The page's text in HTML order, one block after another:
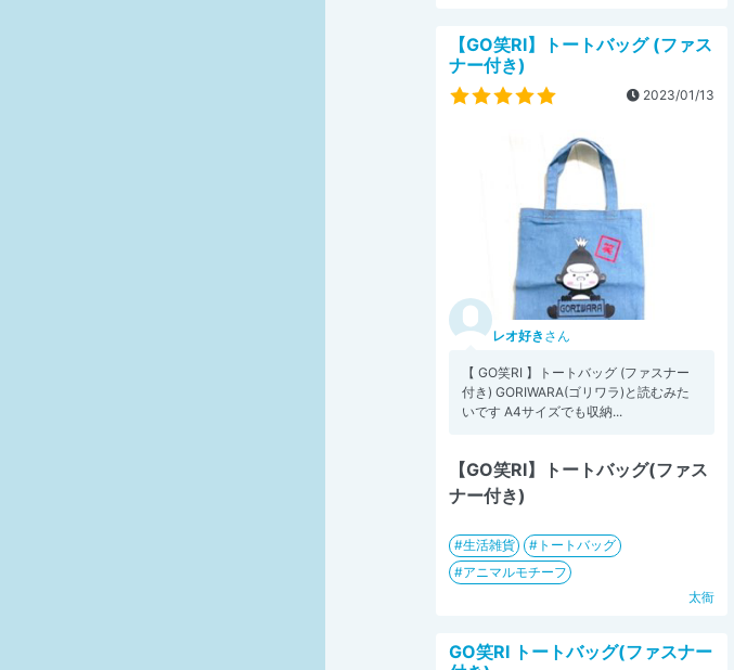
【GO笑RI】トートバッグ (ファス
ナー付き)
2023/01/13
レオ好き さん
【 GO笑RI 】トートバッグ (ファスナー
付き) GORIWARA(ゴリワラ)と読むみた
いです A4サイズでも収納...
【GO笑RI】トートバッグ(ファス
ナー付き)
生活雑貨
トートバッグ
アニマルモチーフ
太衙
GO笑RI トートバッグ(ファスナー